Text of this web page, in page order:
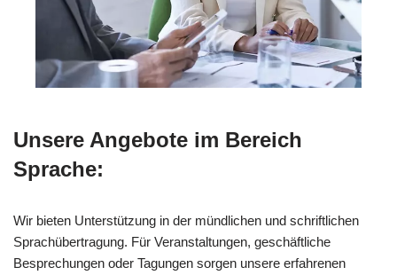
Unsere Angebote im Bereich
Sprache:
Wir bieten Unterstützung in der mündlichen und schriftlichen
Sprachübertragung. Für Veranstaltungen, geschäftliche
Besprechungen oder Tagungen sorgen unsere erfahrenen